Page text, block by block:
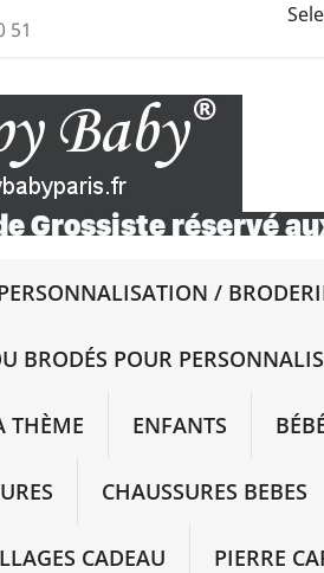
51
/
BRODÉS POUR
THÈME ENFANTS
CHAUSSURES BEBES
CADEAU PIERRE